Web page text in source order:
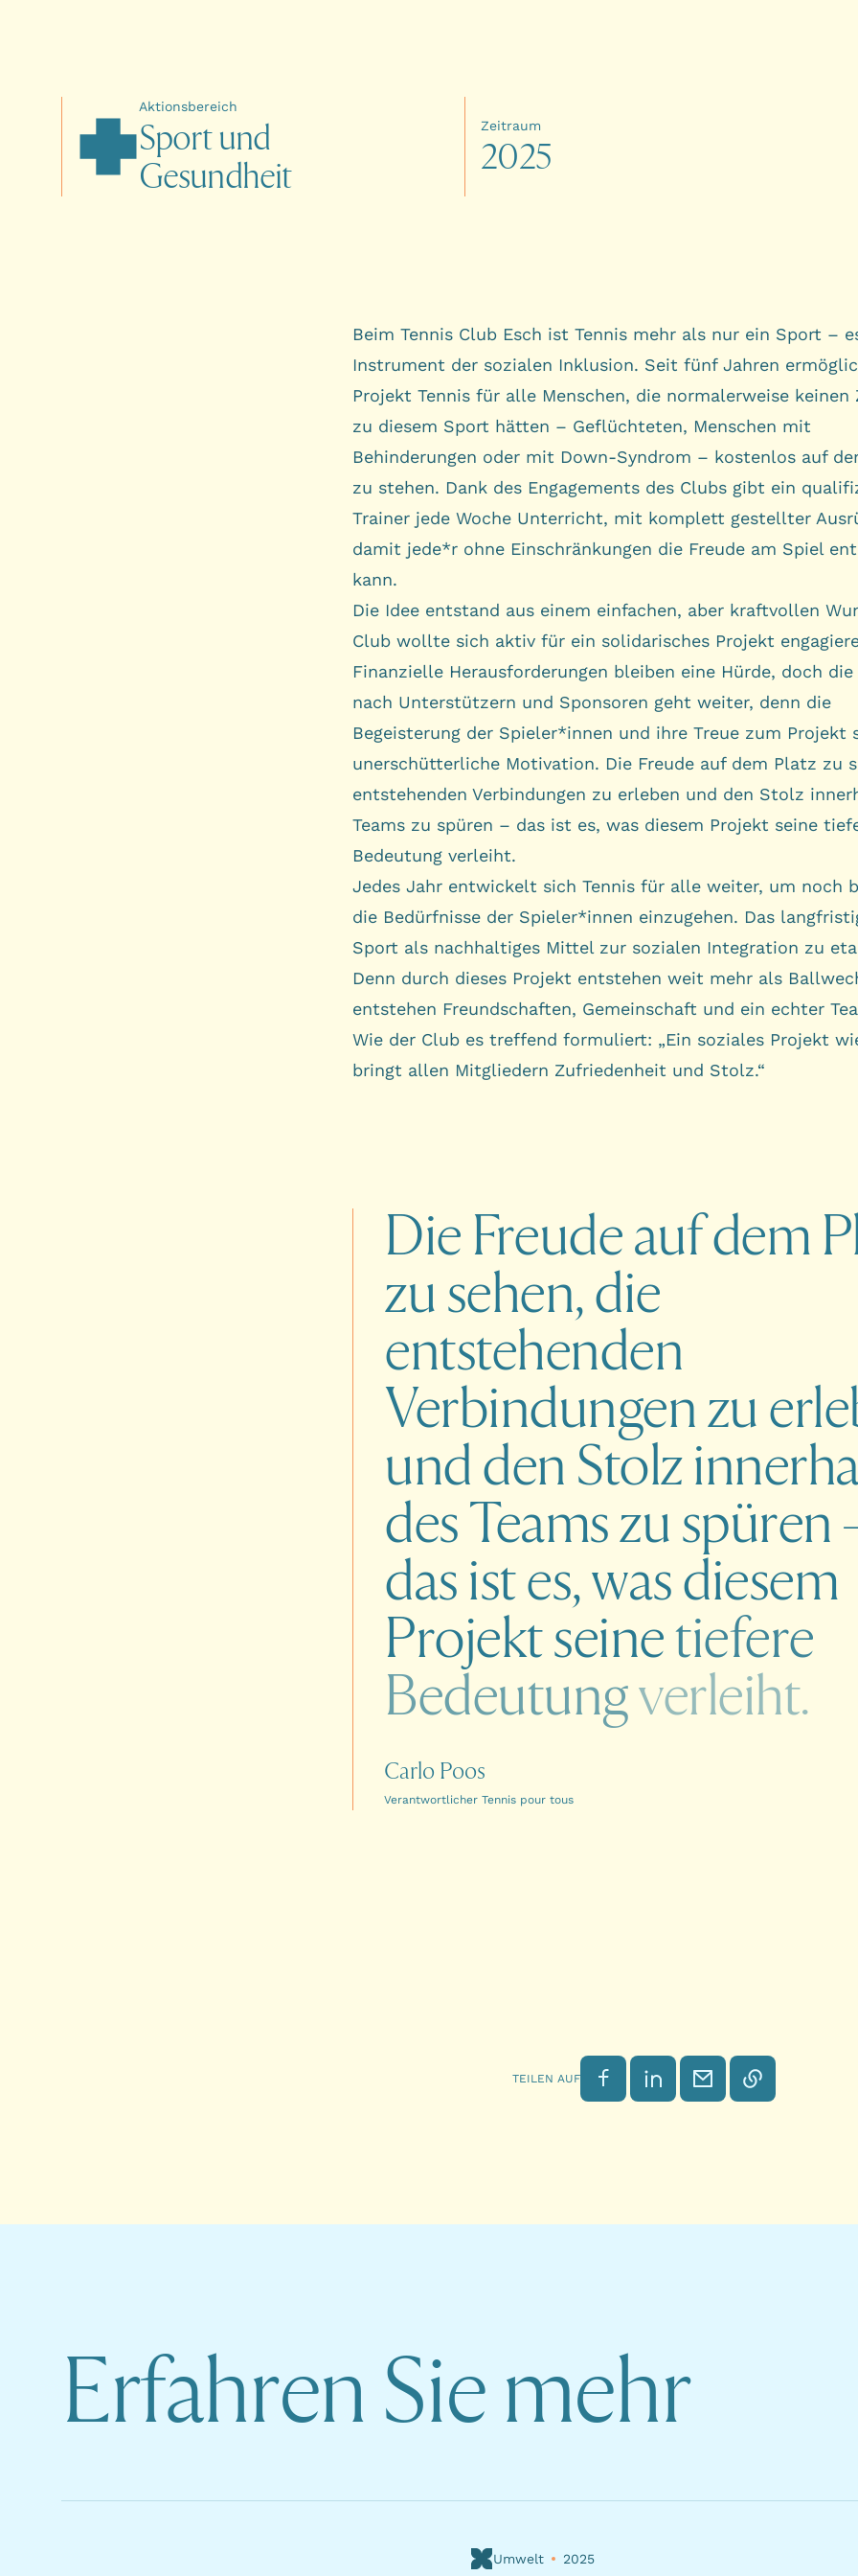
Aktionsbereich
Sportund
Gesundheit
Zeitraum
2025
Beim Tennis Club Esch ist Tennis mehr als nur ein Sport –
Instrument der sozialen Inklusion. Seit fünf Jahren
Projekt Tennis für alle Menschen, die normalerweise keinen
zu diesem Sport hätten – Geflüchteten, Menschen mit
Behinderungen oder mit Down-Syndrom – kostenlos auf
zu stehen. Dank des Engagements des Clubs gibt ein
Trainer jede Woche Unterricht, mit komplett gestellter
damit jede*r ohne Einschränkungen die Freude am Spiel
kann.
Die Idee entstand aus einem einfachen, aber kraftvollen
Club wollte sich aktiv für ein solidarisches Projekt
Finanzielle Herausforderungen bleiben eine Hürde, doch die
nach Unterstützern und Sponsoren geht weiter, denn die
Begeisterung der Spieler*innen und ihre Treue zum Projekt
unerschütterliche Motivation. Die Freude auf dem Platz zu
entstehenden Verbindungen zu erleben und den Stolz
Teams zu spüren – das ist es, was diesem Projekt seine
Bedeutung verleiht.
Jedes Jahr entwickelt sich Tennis für alle weiter, um noch
die Bedürfnisse der Spieler*innen einzugehen. Das
Sport als nachhaltiges Mittel zur sozialen Integration zu
Denn durch dieses Projekt entstehen weit mehr als
entstehen Freundschaften, Gemeinschaft und ein echter
Wie der Club es treffend formuliert: „Ein soziales Projekt
bringt allen Mitgliedern Zufriedenheit und Stolz.“
DieFreudeaufdem
zusehen,die
entstehenden
Verbindungenzu
undden Stolz
desTeamszuspüren
dasistes,wasdiesem
Projektseinetiefere
Bedeutungverleiht.
Carlo Poos
Verantwortlicher Tennis pour tous
TEILEN AUF Auf Facebook teilen
Auf LinkedIn teilen
Per E-Mail senden
Link kopieren
Erfahren Sie mehr
Umwelt 2025